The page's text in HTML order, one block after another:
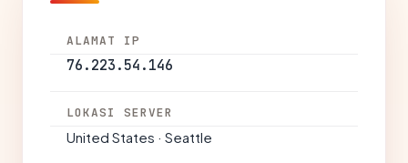
ALAMAT IP
76.223.54.146
LOKASI SERVER
United States · Seattle